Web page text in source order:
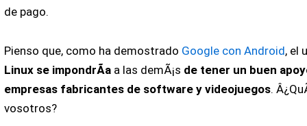
de pago.
Pienso que, como ha demostrado Google con Android, el
Linux se impondrÃ­a a las demÃ¡s de tener un buen
empresas fabricantes de software y videojuegos.
vosotros?